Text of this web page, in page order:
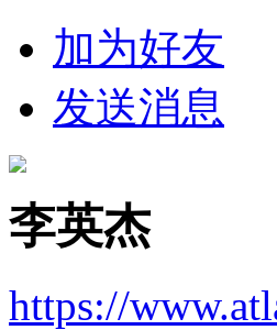
加为好友
发送消息
李英杰
https://